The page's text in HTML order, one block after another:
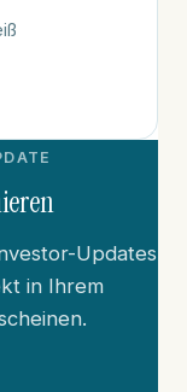
Updates
in Ihrem